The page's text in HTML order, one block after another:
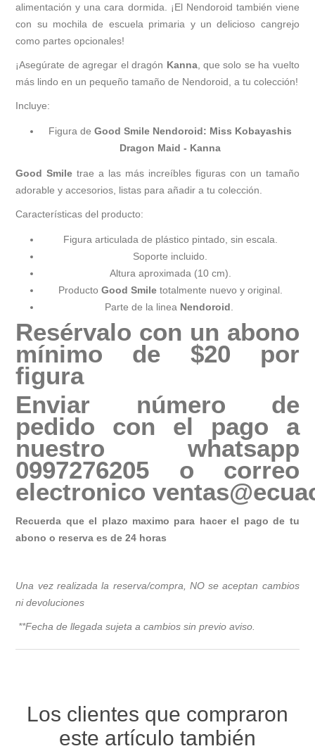
alimentación y una cara dormida. ¡El Nendoroid también viene
con su mochila de escuela primaria y un delicioso cangrejo
como partes opcionales!
¡Asegúrate de agregar el dragón Kanna, que solo se ha vuelto
más lindo en un pequeño tamaño de Nendoroid, a tu colección!
Incluye:
Figura de Good Smile Nendoroid: Miss Kobayashis
Dragon Maid - Kanna
Good Smile trae a las más increíbles figuras con un tamaño
adorable y accesorios, listas para añadir a tu colección.
Características del producto:
Figura articulada de plástico pintado, sin escala.
Soporte incluido.
Altura aproximada (10 cm).
Producto Good Smiletotalmente nuevo y original.
Parte de la linea Nendoroid
Resérvalo con un abono
mínimo de $20 por
figura
Enviar número de
pedido con el pago a
nuestro whatsapp
0997276205 o correo
electronico
Recuerda que el plazo maximo para hacer el pago de tu
abono o reserva es de 24 horas
Una vez realizada la reserva/compra, NO se aceptan cambios
ni devoluciones
**Fecha de llegada sujeta a cambios sin previo aviso.
Los clientes que compraron
este artículo también